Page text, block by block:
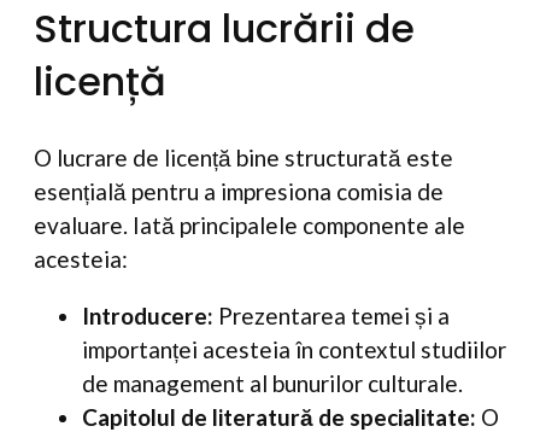
Structura lucrării de
licență
O lucrare de licență bine structurată este
esențială pentru a impresiona comisia de
evaluare. Iată principalele componente ale
acesteia:
Introducere: Prezentarea temei și a
importanței acesteia în contextul studiilor
de management al bunurilor culturale.
Capitolul de literatură de specialitate: O